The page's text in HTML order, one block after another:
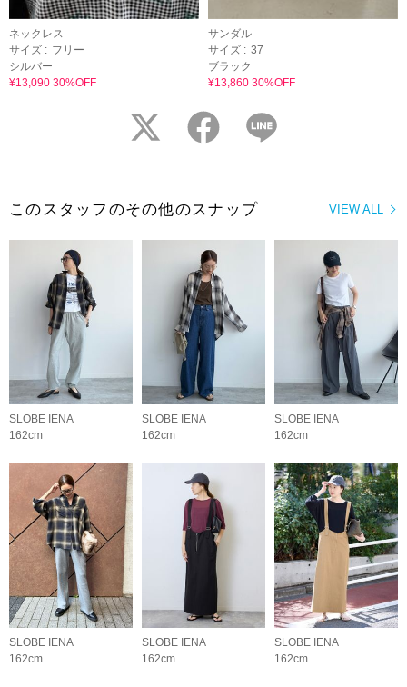
ネックレス
サイズ : フリー
シルバー
¥13,090 30%OFF
サンダル
サイズ : 37
ブラック
¥13,860 30%OFF
twitter facebook
VIEW ALL
このスタッフのその他のスナップ
SLOBE IENA
162cm
SLOBE IENA
162cm
SLOBE IENA
162cm
SLOBE IENA
162cm
SLOBE IENA
162cm
SLOBE IENA
162cm